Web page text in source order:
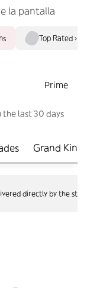
la pantalla
Top Rated ›
Prime
last 30 days
Grand King
directly by the